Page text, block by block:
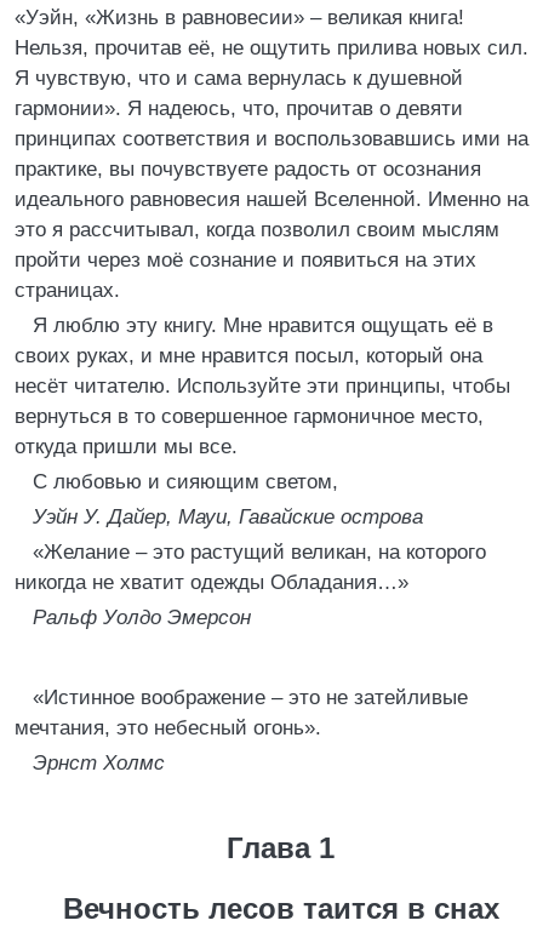
«Уэйн, «Жизнь в равновесии» – великая книга!
Нельзя, прочитав её, не ощутить прилива новых сил.
Я чувствую, что и сама вернулась к душевной
гармонии». Я надеюсь, что, прочитав о девяти
принципах соответствия и воспользовавшись ими на
практике, вы почувствуете радость от осознания
идеального равновесия нашей Вселенной. Именно на
это я рассчитывал, когда позволил своим мыслям
пройти через моё сознание и появиться на этих
страницах.
Я люблю эту книгу. Мне нравится ощущать её в
своих руках, и мне нравится посыл, который она
несёт читателю. Используйте эти принципы, чтобы
вернуться в то совершенное гармоничное место,
откуда пришли мы все.
С любовью и сияющим светом,
Уэйн У. Дайер, Мауи, Гавайские острова
«Желание – это растущий великан, на которого
никогда не хватит одежды Обладания…»
Ральф Уолдо Эмерсон
«Истинное воображение – это не затейливые
мечтания, это небесный огонь».
Эрнст Холмс
Глава 1
Вечность лесов таится в снах